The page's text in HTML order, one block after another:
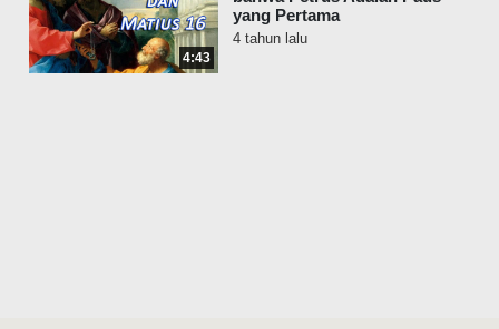
4:43
yang Pertama
4 tahun lalu